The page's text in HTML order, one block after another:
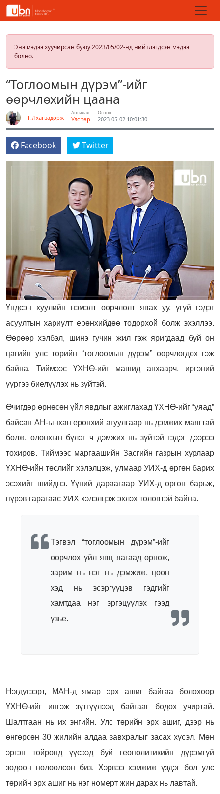
Энэ мэдээ хуучирсан буюу 2023/05/02-нд нийтлэгдсэн мэдээ
болно.
“Тоглоомын дүрэм”-ийг
өөрчлөхийн цаана
Г.Лхагвадорж
Ангилал
Улс төр
Огноо
2023-05-02 10:01:30
Facebook Twitter
Үндсэн хуулийн нэмэлт өөрчлөлт явах уу, үгүй гэдэг
асуултын хариулт ерөнхийдөө тодорхой болж эхэллээ.
Өөрөөр хэлбэл, шинэ гучин жил гэж яригдаад буй он
цагийн улс төрийн “тоглоомын дүрэм” өөрчлөгдөх гэж
байна. Тиймээс ҮХНӨ-ийг машид анхаарч, иргэний
үүргээ биелүүлэх нь зүйтэй.
Өчигдөр өрнөсөн үйл явдлыг ажиглахад ҮХНӨ-ийг “уяад”
байсан АН-ынхан ерөнхий агуулгаар нь дэмжих маягтай
болж, олонхын бүлэг ч дэмжих нь зүйтэй гэдэг дээрээ
тохиров. Тиймээс маргаашийн Засгийн газрын хурлаар
ҮХНӨ-ийн төслийг хэлэлцэж, улмаар УИХ-д өргөн барих
эсэхийг шийднэ. Үүний дараагаар УИХ-д өргөн барьж,
пүрэв гарагаас УИХ хэлэлцэж эхлэх төлөвтэй байна.
Тэгвэл “тоглоомын дүрэм”-ийг
өөрчлөх үйл явц яагаад өрнөж,
зарим нь нэг нь дэмжиж, цөөн
хэд нь эсэргүүцэв гэдгийг
хамтдаа нэг эргэцүүлэх гээд
үзье.
Нэгдүгээрт, МАН-д ямар эрх ашиг байгаа болохоор
ҮХНӨ-ийг ингэж зүтгүүлээд байгааг бодох учиртай.
Шалтгаан нь их энгийн. Улс төрийн эрх ашиг, дээр нь
өнгөрсөн 30 жилийн алдаа завхралыг засах хүсэл. Мөн
эргэн тойронд үүсээд буй геополитикийн дүрэмгүй
зодоон нөлөөлсөн биз. Хэрвээ хэмжиж үздэг бол улс
төрийн эрх ашиг нь нэг номерт жин дарах нь лавтай.